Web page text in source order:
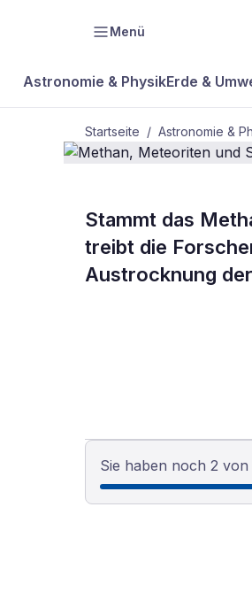
Menü
Astronomie & PhysikErde &
Startseite / Astronomie &
BDW Plus
Stammt das
treibt die
Austrocknung
Sie haben noch 2